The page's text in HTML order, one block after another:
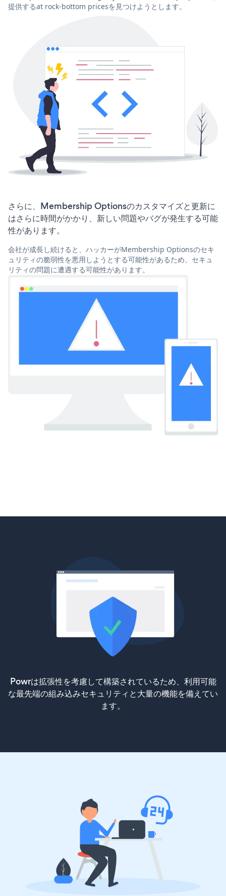
提供するat rock-bottom pricesを見つけようとします。
さらに、Membership Optionsのカスタマイズと更新に
はさらに時間がかかり、新しい問題やバグが発生する可能
性があります。
会社が成長し続けると、ハッカーがMembership Optionsのセキ
ュリティの脆弱性を悪用しようとする可能性があるため、セキュ
リティの問題に遭遇する可能性があります。
Powrは拡張性を考慮して構築されているため、利用可能
な最先端の組み込みセキュリティと大量の機能を備えてい
ます。